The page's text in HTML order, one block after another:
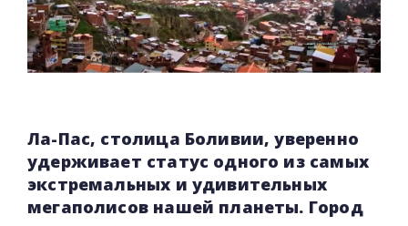
Ла-Пас, столица Боливии, уверенно
удерживает статус одного из самых
экстремальных и удивительных
мегаполисов нашей планеты. Город